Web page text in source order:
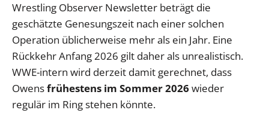
Wrestling Observer Newsletter beträgt die
geschätzte Genesungszeit nach einer solchen
Operation üblicherweise mehr als ein Jahr. Eine
Rückkehr Anfang 2026 gilt daher als unrealistisch.
WWE-intern wird derzeit damit gerechnet, dass
Owensfrühestens im Sommer 2026wieder
regulär im Ring stehen könnte.